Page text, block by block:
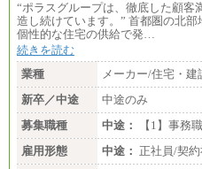
“ポラスグループは、徹底した顧客
造し続けています。” 首都圏の北
個性的な住宅の供給で発…
続きを読む
業種
メーカー/住宅・
新卒／中途
中途のみ
募集職種
中途：
【1】事
雇用形態
中途： 正社員/契